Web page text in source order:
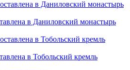
в Даниловский монастырь
в Тобольский кремль